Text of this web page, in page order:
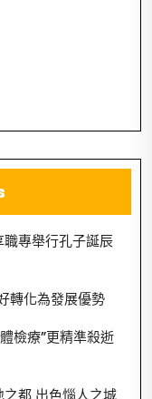
專舉行孔子誕辰
轉化為發展優勢
檢療”更精準殺逝
都 出色惱人之城